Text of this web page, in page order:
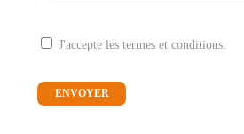
J'accepte les termes et conditions.